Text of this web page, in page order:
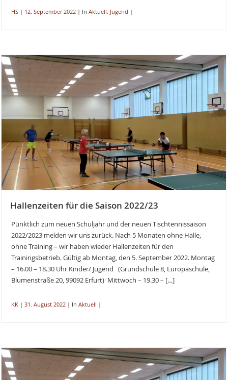
HS| 12. September 2022| In Aktuell, Jugend |
Hallenzeiten für die Saison 2022/23
Pünktlich zum neuen Schuljahr und der neuen Tischtennissaison
2022/2023 melden wir uns zurück. Nach 5 Monaten ohne Halle,
ohne Training – wir haben wieder Hallenzeiten für den
Trainingsbetrieb. Gültig ab Montag, den 5. September 2022. Montag
– 16.00 – 18.30 Uhr Kinder/ Jugend (Grundschule 8, Europaschule,
Blumenstraße 20, 99092 Erfurt) Mittwoch – 19.30 – […]
KK| 31. August 2022| In Aktuell |